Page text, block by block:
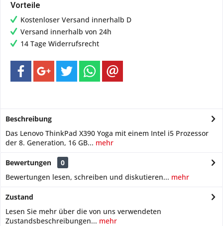
Vorteile
Kostenloser Versand innerhalb D
Versand innerhalb von 24h
14 Tage Widerrufsrecht
Beschreibung
Das Lenovo ThinkPad X390 Yoga mit einem Intel i5 Prozessor
der 8. Generation, 16 GB... mehr
Bewertungen
0
Bewertungen lesen, schreiben und diskutieren... mehr
Zustand
Lesen Sie mehr über die von uns verwendeten
Zustandsbeschreibungen... mehr